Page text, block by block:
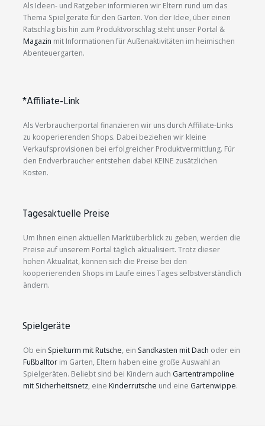
Als Ideen- und Ratgeber informieren wir Eltern rund um das
Thema Spielgeräte für den Garten. Von der Idee, über einen
Ratschlag bis hin zum Produktvorschlag steht unser Portal &
Magazin mit Informationen für Außenaktivitäten im heimischen
Abenteuergarten.
*Affiliate-Link
Als Verbraucherportal finanzieren wir uns durch Affiliate-Links
zu kooperierenden Shops. Dabei beziehen wir kleine
Verkaufsprovisionen bei erfolgreicher Produktvermittlung. Für
den Endverbraucher entstehen dabei KEINE zusätzlichen
Kosten.
Tagesaktuelle Preise
Um Ihnen einen aktuellen Marktüberblick zu geben, werden die
Preise auf unserem Portal täglich aktualisiert. Trotz dieser
hohen Aktualität, können sich die Preise bei den
kooperierenden Shops im Laufe eines Tages selbstverständlich
ändern.
Spielgeräte
Ob ein Spielturm mit Rutsche, ein Sandkasten mit Dach oder ein
Fußballtor im Garten, Eltern haben eine große Auswahl an
Spielgeräten. Beliebt sind bei Kindern auch Gartentrampoline
mit Sicherheitsnetz, eine Kinderrutsche und eine Gartenwippe.